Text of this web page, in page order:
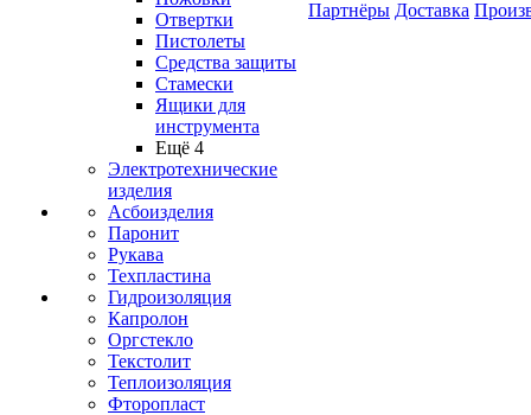
Отвертки
Пистолеты
Средства защиты
Стамески
Ящики для
инструмента
Ещё 4
Электротехнические
изделия
Асбоизделия
Паронит
Рукава
Техпластина
Гидроизоляция
Капролон
Оргстекло
Текстолит
Теплоизоляция
Фторопласт
Партнёры Доставка